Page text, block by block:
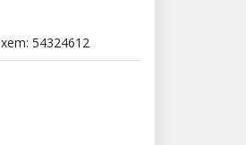
54324612